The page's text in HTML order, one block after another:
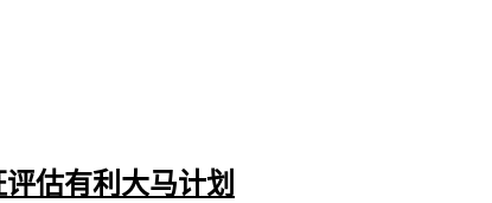
估有利大马计划